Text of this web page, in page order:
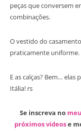
peças que conversem
combinações.
O vestido do
praticamente uniforme.
E as calças? Bem…
Itália! rs
Se inscreva no
próximos vídeose